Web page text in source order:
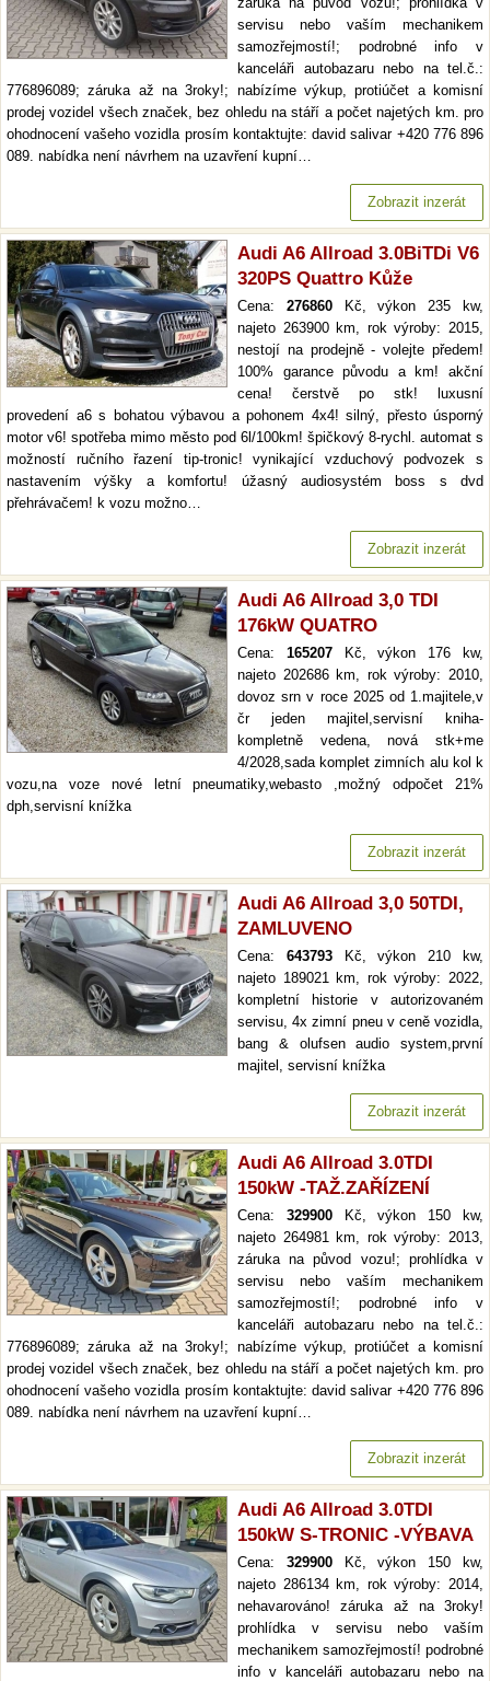
servisu nebo vaším mechanikem
samozřejmostí!; podrobné info v
kanceláři autobazaru nebo na tel.č.:
776896089; záruka až na 3roky!; nabízíme výkup, protiúčet a komisní
prodej vozidel všech značek, bez ohledu na stáří a počet najetých km. pro
ohodnocení vašeho vozidla prosím kontaktujte: david salivar +420 776 896
089. nabídka není návrhem na uzavření kupní…
Zobrazit inzerát
Audi A6 Allroad 3.0BiTDi V6
320PS Quattro Kůže
Cena: 276860Kč, výkon 235 kw,
najeto 263900 km, rok výroby: 2015,
nestojí na prodejně - volejte předem!
100% garance původu a km! akční
cena! čerstvě po stk! luxusní
provedení a6 s bohatou výbavou a pohonem 4x4! silný, přesto úsporný
motor v6! spotřeba mimo město pod 6l/100km! špičkový 8-rychl. automat s
možností ručního řazení tip-tronic! vynikající vzduchový podvozek s
nastavením výšky a komfortu! úžasný audiosystém boss s dvd
přehrávačem! k vozu možno…
Zobrazit inzerát
Audi A6 Allroad 3,0 TDI
176kW QUATRO
Cena: 165207Kč, výkon 176 kw,
najeto 202686 km, rok výroby: 2010,
dovoz srn v roce 2025 od 1.majitele,v
čr jeden majitel,servisní kniha-
kompletně vedena, nová stk+me
4/2028,sada komplet zimních alu kol k
vozu,na voze nové letní pneumatiky,webasto ,možný odpočet 21%
dph,servisní knížka
Zobrazit inzerát
Audi A6 Allroad 3,0 50TDI,
ZAMLUVENO
Cena: 643793Kč, výkon 210 kw,
najeto 189021 km, rok výroby: 2022,
kompletní historie v autorizovaném
servisu, 4x zimní pneu v ceně vozidla,
bang & olufsen audio system,první
majitel, servisní knížka
Zobrazit inzerát
Audi A6 Allroad 3.0TDI
150kW -TAŽ.ZAŘÍZENÍ
Cena: 329900Kč, výkon 150 kw,
najeto 264981 km, rok výroby: 2013,
záruka na původ vozu!; prohlídka v
servisu nebo vaším mechanikem
samozřejmostí!; podrobné info v
kanceláři autobazaru nebo na tel.č.:
776896089; záruka až na 3roky!; nabízíme výkup, protiúčet a komisní
prodej vozidel všech značek, bez ohledu na stáří a počet najetých km. pro
ohodnocení vašeho vozidla prosím kontaktujte: david salivar +420 776 896
089. nabídka není návrhem na uzavření kupní…
Zobrazit inzerát
Audi A6 Allroad 3.0TDI
150kW S-TRONIC -VÝBAVA
Cena: 329900Kč, výkon 150 kw,
najeto 286134 km, rok výroby: 2014,
nehavarováno! záruka až na 3roky!
prohlídka v servisu nebo vaším
mechanikem samozřejmostí! podrobné
info v kanceláři autobazaru nebo na